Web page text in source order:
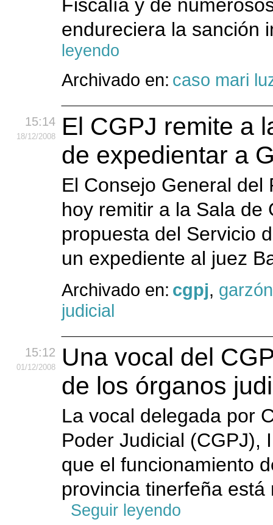
Fiscalía y de
endureciera la sanción
leyendo
Archivado en: caso mari
15:14
18/12/2008
El CGPJ remite a
de expedientar a
El Consejo General del
hoy remitir a la Sala de
propuesta del Servicio
un expediente al juez
Archivado en: cgpj, garzón
judicial
15:12
01/12/2008
Una vocal del
de los órganos
La vocal delegada por
Poder Judicial (CGPJ),
que el funcionamiento
provincia tinerfeña
Seguir leyendo